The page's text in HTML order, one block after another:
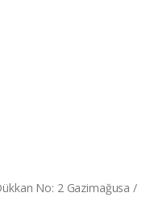
No: 2 Gazimağusa /